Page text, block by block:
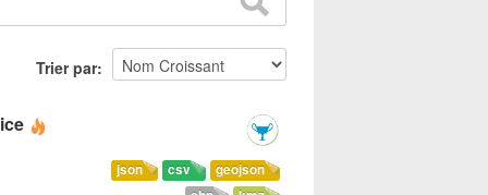
Trier par
geojson
csv
json